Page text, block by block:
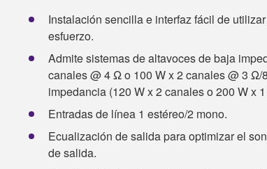
Instalación sencilla e interfaz fácil de
esfuerzo.
Admite sistemas de altavoces de baja
canales @ 4 Ω o 100 W x 2 canales @ 3 Ω/
impedancia (120 W x 2 canales o 200 W x
Entradas de línea 1 estéreo/2 mono.
Ecualización de salida para optimizar el
de salida.